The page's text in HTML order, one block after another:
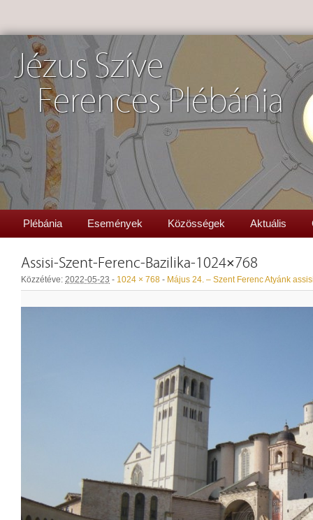
Jézus Szíve
Ferences Plébánia
Plébánia Események Közösségek Aktuális
Assisi-Szent-Ferenc-Bazilika-1024×768
Közzétéve: 2022-05-23 - 1024 × 768 - Május 24. – Szent Ferenc Atyánk